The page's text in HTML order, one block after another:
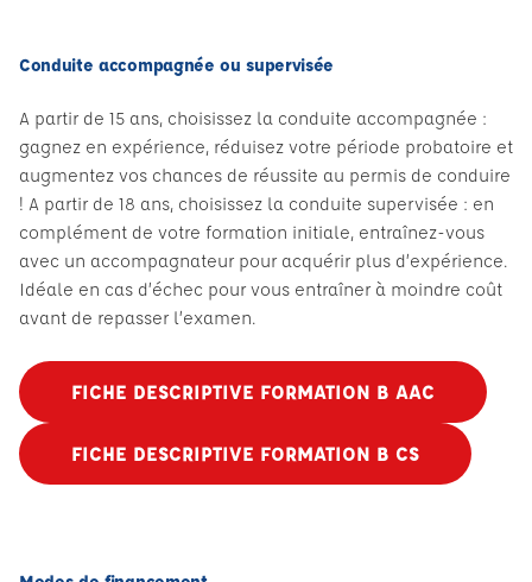
Conduite accompagnée ou supervisée
A partir de 15 ans, choisissez la conduite accompagnée :
gagnez en expérience, réduisez votre période probatoire et
augmentez vos chances de réussite au permis de conduire
! A partir de 18 ans, choisissez la conduite supervisée : en
complément de votre formation initiale, entraînez-vous
avec un accompagnateur pour acquérir plus d’expérience.
Idéale en cas d’échec pour vous entraîner à moindre coût
avant de repasser l’examen.
FICHE DESCRIPTIVE FORMATION B AAC
FICHE DESCRIPTIVE FORMATION B CS